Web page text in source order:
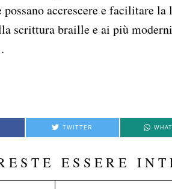
accrescere e facilitare la
scrittura braille e ai più
TWITTER
ESSERE